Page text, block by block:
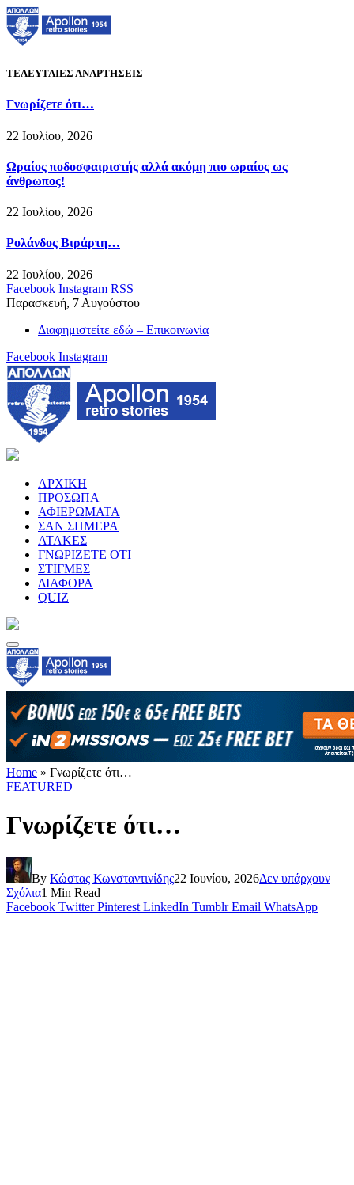
ΤΕΛΕΥΤΑΙΕΣ ΑΝΑΡΤΗΣΕΙΣ
Γνωρίζετε ότι…
22 Ιουλίου, 2026
Ωραίος ποδοσφαιριστής αλλά ακόμη πιο ωραίος ως
άνθρωπος!
22 Ιουλίου, 2026
Ρολάνδος Βιράρτη…
22 Ιουλίου, 2026
Facebook Instagram RSS
Παρασκευή, 7 Αυγούστου
Διαφημιστείτε εδώ – Επικοινωνία
Facebook Instagram
ΑΡΧΙΚΗ
ΠΡΟΣΩΠΑ
ΑΦΙΕΡΩΜΑΤΑ
ΣΑΝ ΣΗΜΕΡΑ
ΑΤΑΚΕΣ
ΓΝΩΡΙΖΕΤΕ ΟΤΙ
ΣΤΙΓΜΕΣ
ΔΙΑΦΟΡΑ
QUIZ
Home » Γνωρίζετε ότι…
FEATURED
Γνωρίζετε ότι…
By Κώστας Κωνσταντινίδης22 Ιουνίου, 2026Δεν υπάρχουν
Σχόλια1 Min Read
Facebook Twitter Pinterest LinkedIn Tumblr Email WhatsApp